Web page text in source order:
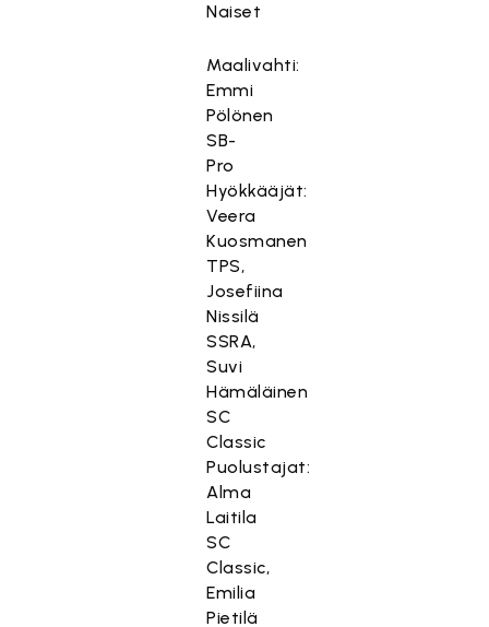
Naiset
Maalivahti:
Emmi
Pölönen
SB-
Pro
Hyökkääjät:
Veera
Kuosmanen
TPS,
Josefiina
Nissilä
SSRA,
Suvi
Hämäläinen
SC
Classic
Puolustajat:
Alma
Laitila
SC
Classic,
Emilia
Pietilä